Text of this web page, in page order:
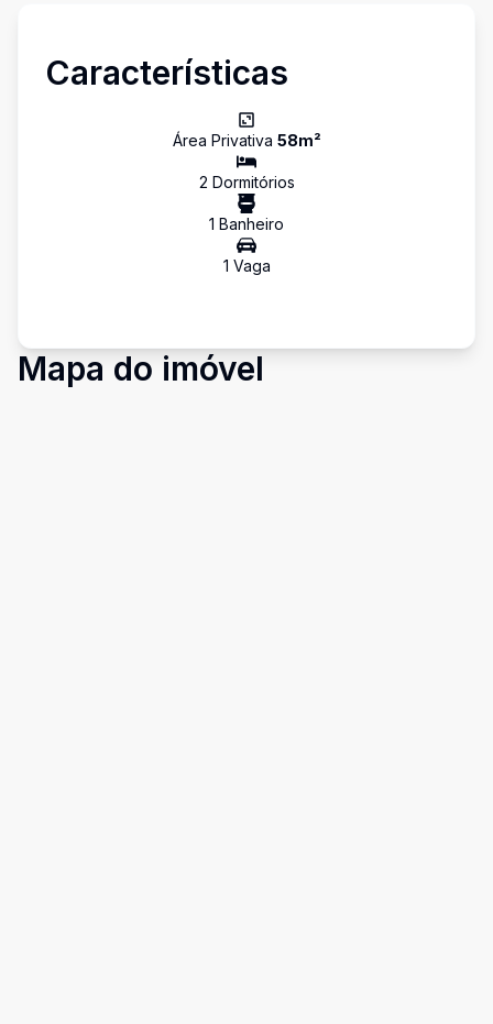
Características
Área Privativa 58m²
2 Dormitórios
1 Banheiro
1 Vaga
Mapa do imóvel